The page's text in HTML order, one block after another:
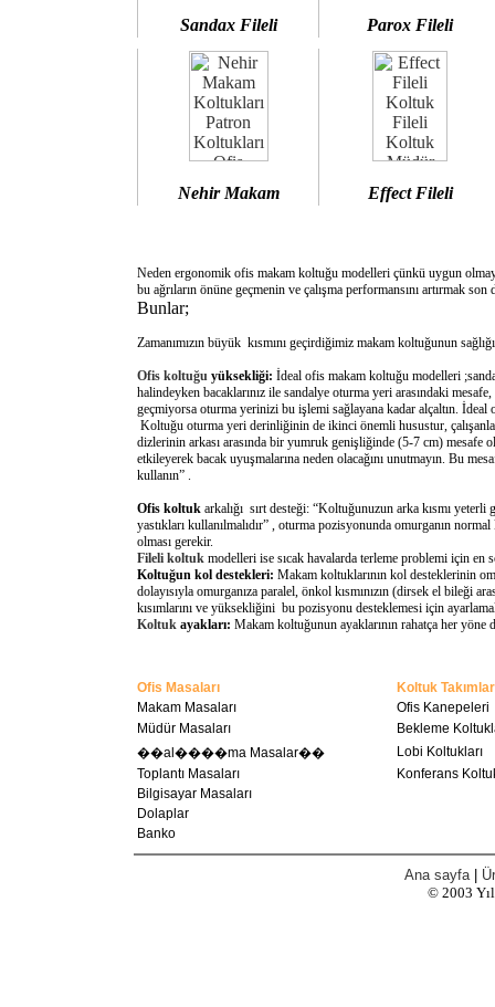
Sandax Fileli Parox Fileli
Nehir Makam Effect Fileli
Neden ergonomik ofis makam koltuğu modelleri çünkü uygun
bu ağrıların önüne geçmenin ve çalışma performansını artırmak
Bunlar;
Zamanımızın büyük kısmını geçirdiğimiz makam koltuğunun
Ofis koltuğu yüksekliği: İdeal ofis makam koltuğu modelleri
halindeyken bacaklarınız ile sandalye oturma yeri arasındaki
geçmiyorsa oturma yerinizi bu işlemi sağlayana kadar alçaltın.
Koltuğu oturma yeri derinliğinin de ikinci önemli husustur,
dizlerinin arkası arasında bir yumruk genişliğinde (5-7 cm) mesafe
etkileyerek bacak uyuşmalarına neden olacağını unutmayın. Bu
kullanın” .
Ofis koltuk arkalığı sırt desteği: “Koltuğunuzun arka kısmı
yastıkları kullanılmalıdır” , oturma pozisyonunda omurganın
olması gerekir.
Fileli koltuk modelleri ise sıcak havalarda terleme problemi için
Koltuğun kol destekleri: Makam koltuklarının kol desteklerinin
dolayısıyla omurganıza paralel, önkol kısmınızın (dirsek el bileği
kısımlarını ve yüksekliğini bu pozisyonu desteklemesi için
Koltuk ayakları: Makam koltuğunun ayaklarının rahatça her
Ofis Masaları
Koltuk
Makam Masaları
Ofis Kanepeleri
Müdür Masaları
Bekleme
��al����ma Masalar��
Lobi Koltukları
Toplantı Masaları
Konferans
Bilgisayar Masaları
Dolaplar
Banko
Ana sayfa
© 2003